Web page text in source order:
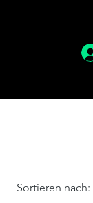
Sortieren nach: